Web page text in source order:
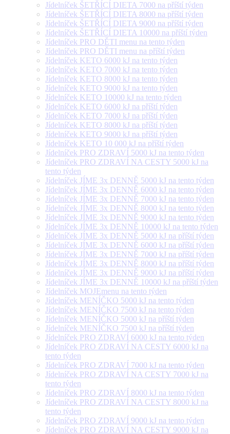
Jídelníček ŠETŘÍCÍ DIETA 7000 na příští týden
Jídelníček ŠETŘÍCÍ DIETA 8000 na příští týden
Jídelníček ŠETŘÍCÍ DIETA 9000 na příští týden
Jídelníček ŠETŘÍCÍ DIETA 10000 na příští týden
Jídelníček PRO DĚTI menu na tento týden
Jídelníček PRO DĚTI menu na příští týden
Jídelníček KETO 6000 kJ na tento týden
Jídelníček KETO 7000 kJ na tento týden
Jídelníček KETO 8000 kJ na tento týden
Jídelníček KETO 9000 kJ na tento týden
Jídelníček KETO 10000 kJ na tento týden
Jídelníček KETO 6000 kJ na příští týden
Jídelníček KETO 7000 kJ na příští týden
Jídelníček KETO 8000 kJ na příští týden
Jídelníček KETO 9000 kJ na příští týden
Jídelníček KETO 10 000 kJ na příští týden
Jídelníček PRO ZDRAVÍ 5000 kJ na tento týden
Jídelníček PRO ZDRAVÍ NA CESTY 5000 kJ na
tento týden
Jídelníček JÍME 3x DENNĚ 5000 kJ na tento týden
Jídelníček JÍME 3x DENNĚ 6000 kJ na tento týden
Jídelníček JÍME 3x DENNĚ 7000 kJ na tento týden
Jídelníček JÍME 3x DENNĚ 8000 kJ na tento týden
Jídelníček JÍME 3x DENNĚ 9000 kJ na tento týden
Jídelníček JÍME 3x DENNĚ 10000 kJ na tento týden
Jídelníček JÍME 3x DENNĚ 5000 kJ na příští týden
Jídelníček JÍME 3x DENNĚ 6000 kJ na příští týden
Jídelníček JÍME 3x DENNĚ 7000 kJ na příští týden
Jídelníček JÍME 3x DENNĚ 8000 kJ na příští týden
Jídelníček JÍME 3x DENNĚ 9000 kJ na příští týden
Jídelníček JÍME 3x DENNĚ 10000 kJ na příští týden
Jídelníček MOJEmenu na tento týden
Jídelníček MENÍČKO 5000 kJ na tento týden
Jídelníček MENÍČKO 7500 kJ na tento týden
Jídelníček MENÍČKO 5000 kJ na příští týden
Jídelníček MENÍČKO 7500 kJ na příští týden
Jídelníček PRO ZDRAVÍ 6000 kJ na tento týden
Jídelníček PRO ZDRAVÍ NA CESTY 6000 kJ na
tento týden
Jídelníček PRO ZDRAVÍ 7000 kJ na tento týden
Jídelníček PRO ZDRAVÍ NA CESTY 7000 kJ na
tento týden
Jídelníček PRO ZDRAVÍ 8000 kJ na tento týden
Jídelníček PRO ZDRAVÍ NA CESTY 8000 kJ na
tento týden
Jídelníček PRO ZDRAVÍ 9000 kJ na tento týden
Jídelníček PRO ZDRAVÍ NA CESTY 9000 kJ na